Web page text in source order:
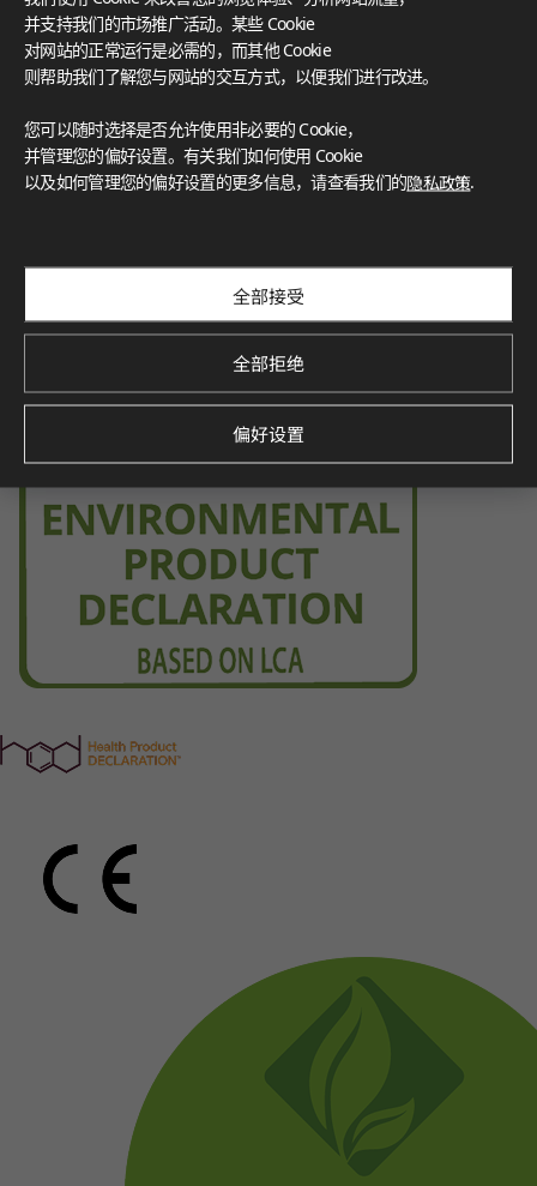
Certification for indoor air quality, ensuring low emissions o
f volatile organic compounds (VOCs), contributing to a healt
hier indoor environment.
Environmental Product Declaration
并支持我们的市场推广活动。某些 Cookie
对网站的正常运行是必需的，而其他 Cookie
则帮助我们了解您与网站的交互方式，以便我们进行改进。
您可以随时选择是否允许使用非必要的 Cookie，
并管理您的偏好设置。有关我们如何使用 Cookie
以及如何管理您的偏好设置的更多信息，请查看我们的隐私政策.
全部接受
全部拒绝
偏好设置